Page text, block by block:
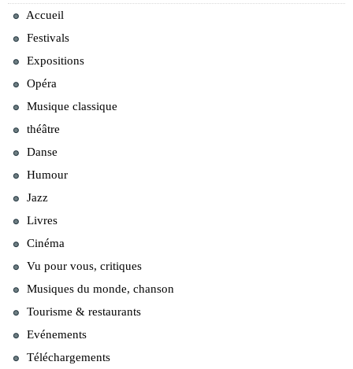
Accueil
Festivals
Expositions
Opéra
Musique classique
théâtre
Danse
Humour
Jazz
Livres
Cinéma
Vu pour vous, critiques
Musiques du monde, chanson
Tourisme & restaurants
Evénements
Téléchargements